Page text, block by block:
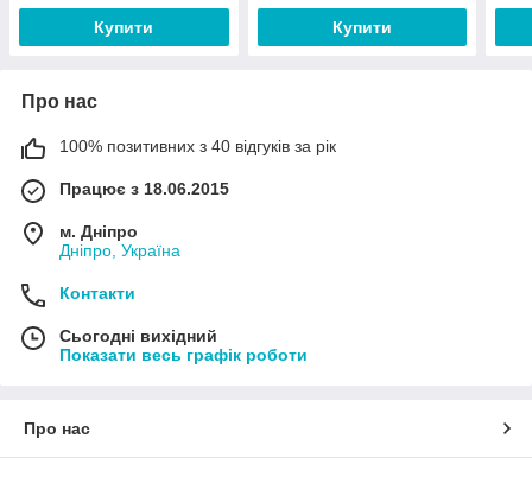
Купити Купити
Про нас
100% позитивних з 40 відгуків за рік
Працює з 18.06.2015
м. Дніпро
Дніпро, Україна
Контакти
Сьогодні вихідний
Показати весь графік роботи
Про нас